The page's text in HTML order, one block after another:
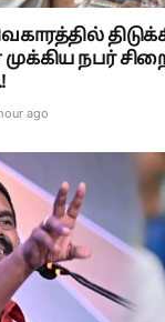
நபர்
ago